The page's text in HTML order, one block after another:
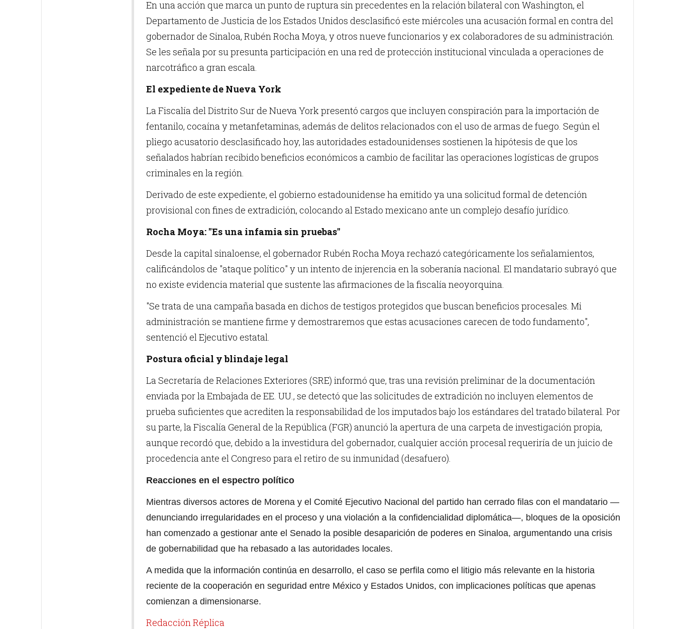
En una acción que marca un punto de ruptura sin precedentes en la relación bilateral con Washington, el
Departamento de Justicia de los Estados Unidos desclasificó este miércoles una acusación formal en contra del
gobernador de Sinaloa, Rubén Rocha Moya, y otros nueve funcionarios y ex colaboradores de su administración.
Se les señala por su presunta participación en una red de protección institucional vinculada a operaciones de
narcotráfico a gran escala.
El expediente de Nueva York
La Fiscalía del Distrito Sur de Nueva York presentó cargos que incluyen conspiración para la importación de
fentanilo, cocaína y metanfetaminas, además de delitos relacionados con el uso de armas de fuego. Según el
pliego acusatorio desclasificado hoy, las autoridades estadounidenses sostienen la hipótesis de que los
señalados habrían recibido beneficios económicos a cambio de facilitar las operaciones logísticas de grupos
criminales en la región.
Derivado de este expediente, el gobierno estadounidense ha emitido ya una solicitud formal de detención
provisional con fines de extradición, colocando al Estado mexicano ante un complejo desafío jurídico.
Rocha Moya: "Es una infamia sin pruebas"
Desde la capital sinaloense, el gobernador Rubén Rocha Moya rechazó categóricamente los señalamientos,
calificándolos de "ataque político" y un intento de injerencia en la soberanía nacional. El mandatario subrayó que
no existe evidencia material que sustente las afirmaciones de la fiscalía neoyorquina.
"Se trata de una campaña basada en dichos de testigos protegidos que buscan beneficios procesales. Mi
administración se mantiene firme y demostraremos que estas acusaciones carecen de todo fundamento",
sentenció el Ejecutivo estatal.
Postura oficial y blindaje legal
La Secretaría de Relaciones Exteriores (SRE) informó que, tras una revisión preliminar de la documentación
enviada por la Embajada de EE. UU., se detectó que las solicitudes de extradición no incluyen elementos de
prueba suficientes que acrediten la responsabilidad de los imputados bajo los estándares del tratado bilateral. Por
su parte, la Fiscalía General de la República (FGR) anunció la apertura de una carpeta de investigación propia,
aunque recordó que, debido a la investidura del gobernador, cualquier acción procesal requeriría de un juicio de
procedencia ante el Congreso para el retiro de su inmunidad (desafuero).
Reacciones en el espectro político
Mientras diversos actores de Morena y el Comité Ejecutivo Nacional del partido han cerrado filas con el mandatario —
denunciando irregularidades en el proceso y una violación a la confidencialidad diplomática—, bloques de la oposición
han comenzado a gestionar ante el Senado la posible desaparición de poderes en Sinaloa, argumentando una crisis
de gobernabilidad que ha rebasado a las autoridades locales.
A medida que la información continúa en desarrollo, el caso se perfila como el litigio más relevante en la historia
reciente de la cooperación en seguridad entre México y Estados Unidos, con implicaciones políticas que apenas
comienzan a dimensionarse.
Redacción Réplica